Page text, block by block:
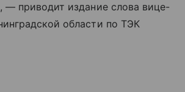
— приводит издание слова вице-
области по ТЭК